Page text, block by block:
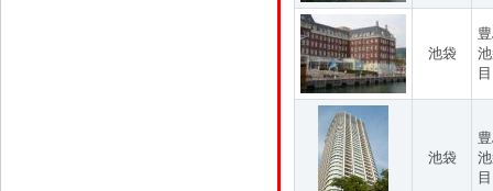
池袋
池袋
目